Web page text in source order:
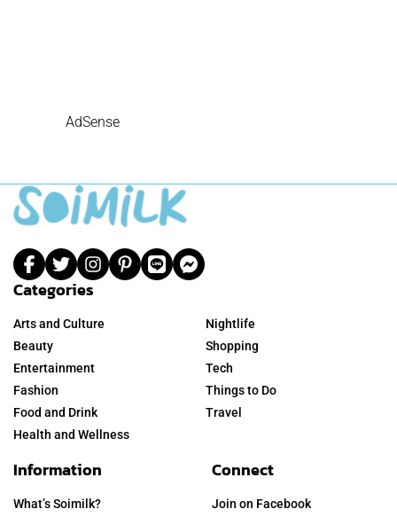
AdSense
Categories
Arts and Culture
Beauty
Entertainment
Fashion
Food and Drink
Health and Wellness
Nightlife
Shopping
Tech
Things to Do
Travel
Information
What’s Soimilk?
Connect
Join on Facebook